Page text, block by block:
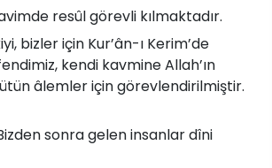
resûl görevli kılmaktadır.
bizler için Kur’ân-ı Kerim’de
kendi kavmine Allah’ın
âlemler için görevlendirilmiştir.
sonra gelen insanlar dîni